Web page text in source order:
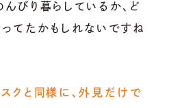
びり暮らしているか、ど
てたかもしれないですね
クと同様に、外見だけで